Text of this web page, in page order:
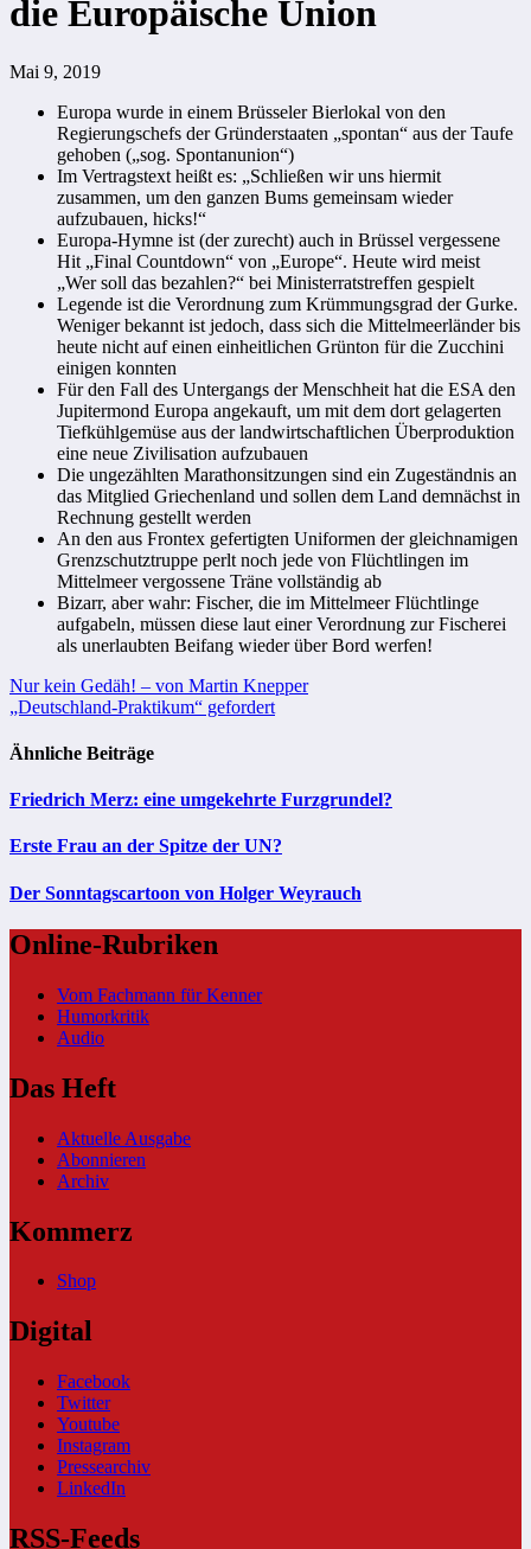
die Europäische Union
Mai 9, 2019
Europa wurde in einem Brüsseler Bierlokal von den
Regierungschefs der Gründerstaaten „spontan“ aus der Taufe
gehoben („sog. Spontanunion“)
Im Vertragstext heißt es: „Schließen wir uns hiermit
zusammen, um den ganzen Bums gemeinsam wieder
aufzubauen, hicks!“
Europa-Hymne ist (der zurecht) auch in Brüssel vergessene
Hit „Final Countdown“ von „Europe“. Heute wird meist
„Wer soll das bezahlen?“ bei Ministerratstreffen gespielt
Legende ist die Verordnung zum Krümmungsgrad der Gurke.
Weniger bekannt ist jedoch, dass sich die Mittelmeerländer bis
heute nicht auf einen einheitlichen Grünton für die Zucchini
einigen konnten
Für den Fall des Untergangs der Menschheit hat die ESA den
Jupitermond Europa angekauft, um mit dem dort gelagerten
Tiefkühlgemüse aus der landwirtschaftlichen Überproduktion
eine neue Zivilisation aufzubauen
Die ungezählten Marathonsitzungen sind ein Zugeständnis an
das Mitglied Griechenland und sollen dem Land demnächst in
Rechnung gestellt werden
An den aus Frontex gefertigten Uniformen der gleichnamigen
Grenzschutztruppe perlt noch jede von Flüchtlingen im
Mittelmeer vergossene Träne vollständig ab
Bizarr, aber wahr: Fischer, die im Mittelmeer Flüchtlinge
aufgabeln, müssen diese laut einer Verordnung zur Fischerei
als unerlaubten Beifang wieder über Bord werfen!
Beitragsnavigation
Nur kein Gedäh! – von Martin Knepper
„Deutschland-Praktikum“ gefordert
Ähnliche Beiträge
Friedrich Merz: eine umgekehrte Furzgrundel?
Erste Frau an der Spitze der UN?
Der Sonntagscartoon von Holger Weyrauch
Online-Rubriken
Vom Fachmann für Kenner
Humorkritik
Audio
Das Heft
Aktuelle Ausgabe
Abonnieren
Archiv
Kommerz
Shop
Digital
Facebook
Twitter
Youtube
Instagram
Pressearchiv
LinkedIn
RSS-Feeds